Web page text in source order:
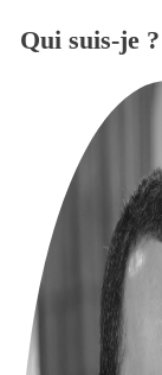
Qui suis-je ?